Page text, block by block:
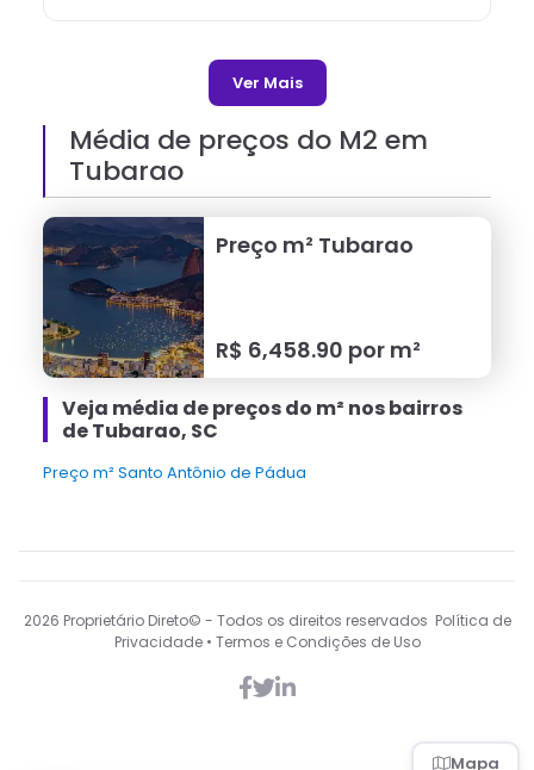
Mapa
Ver Mais
Média de preços do M2 em
Tubarao
Preço m² Tubarao
R$ 6,458.90 por m²
Veja média de preços do m² nos bairros
de Tubarao, SC
Preço m² Santo Antônio de Pádua
2026 Proprietário Direto© - Todos os direitos reservados Política de
Privacidade • Termos e Condições de Uso